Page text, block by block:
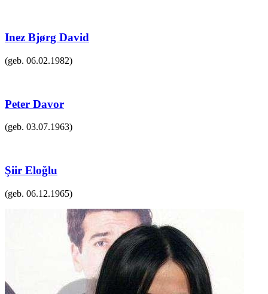
Inez Bjørg David
(geb. 06.02.1982)
Peter Davor
(geb. 03.07.1963)
Şiir Eloğlu
(geb. 06.12.1965)